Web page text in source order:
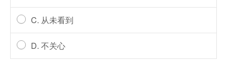
C. 从未看到
D. 不关心